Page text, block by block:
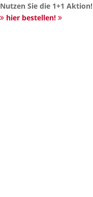
Nutzen Sie die 1+1 Aktion!
hier bestellen!